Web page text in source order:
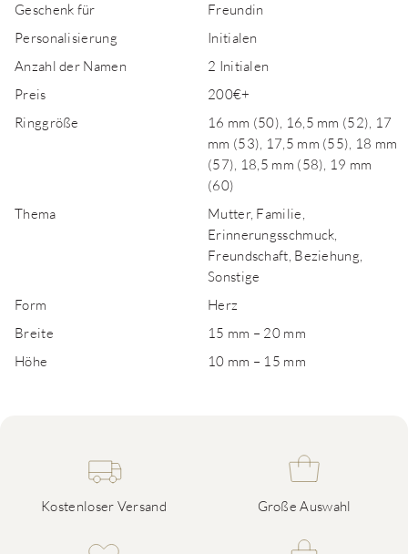
Geschenk für
Freundin
Personalisierung
Initialen
Anzahl der Namen
2 Initialen
Preis
200€+
Ringgröße
16 mm (50), 16,5 mm (52), 17
mm (53), 17,5 mm (55), 18 mm
(57), 18,5 mm (58), 19 mm
(60)
Thema
Mutter, Familie,
Erinnerungsschmuck,
Freundschaft, Beziehung,
Sonstige
Form
Herz
Breite
15 mm – 20 mm
Höhe
10 mm – 15 mm
Kostenloser Versand Große Auswahl